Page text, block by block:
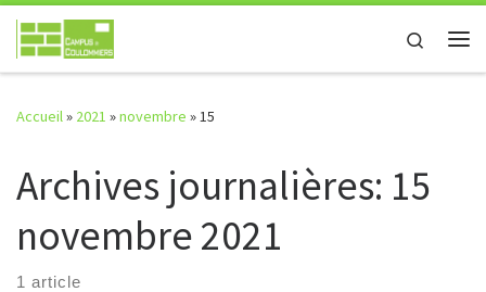
Passer au contenu
Search
Accueil» 2021 »novembre »15
Archives journalières: 15
novembre 2021
1 article